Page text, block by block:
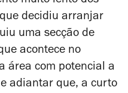
decidiu arranjar
uma secção de
acontece no
área com potencial a
adiantar que, a curto